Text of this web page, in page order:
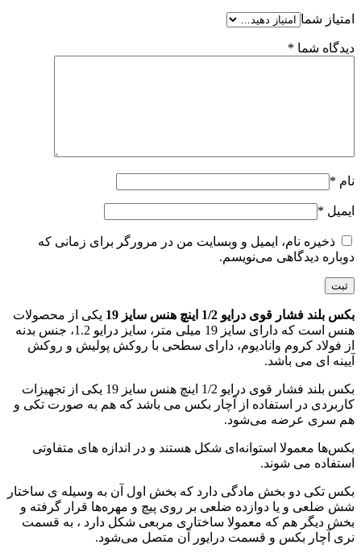
امتیاز شما
دیدگاه شما *
نام *
ایمیل *
ذخیره نام، ایمیل و وبسایت من در مرورگر برای زمانی که
دوباره دیدگاهی می‌نویسم.
بکس بلند فشار قوی درایو 1/2 اینچ هنس سایز 19
یکی از محصولات
هنس است که دارای سایز 19 میلی متر، سایز درایو 1.2، جنس بدنه
از فولاد کروم وانادیوم، دارای سطحی با روکش پولیش و روکش
آیینه ای می باشد.
بکس بلند فشار قوی درایو 1/2 اینچ هنس سایز 19 یکی از تجهیزات
کاربردی در استفاده از آچار بکس می باشد که هم به صورت تکی و
هم سری عرضه می‌شود.
بکس‌ها معمولا استوانه‌ای شکل هستند و در اندازه های متفاوتی
استفاده می‌ شوند.
بکس‌ تکی دو بخش مادگی دارد که بخش اول آن به وسیله ی ساختار
شش ضلعی و یا دوازده ضلعی بر روی پیچ و مهره‌ها قرار گرفته و
بخش دیگر هم که معمولا ساختاری مربعی شکل دارد ، به قسمت
نری آچار بکس و قسمت درایور آن متصل می‌شود.